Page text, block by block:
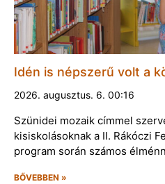
Idén is népszerű volt a
2026. augusztus. 6. 00:16
Szünidei mozaik címmel
kisiskolásoknak a II. Rákóczi
program során számos
BŐVEBBEN »